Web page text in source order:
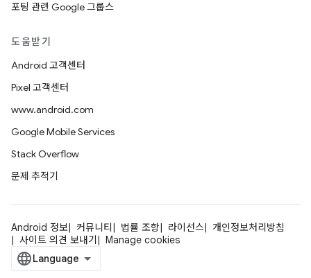
포팅 관련 Google 그룹스
도움받기
Android 고객센터
Pixel 고객센터
www.android.com
Google Mobile Services
Stack Overflow
문제 추적기
Android 정보 커뮤니티 법률 조항 라이선스
개인정보처리방침
사이트 의견 보내기
Manage cookies